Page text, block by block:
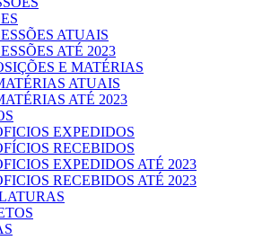
ATUAIS
ATÉ 2023
E MATÉRIAS
ATUAIS
ATÉ 2023
EXPEDIDOS
RECEBIDOS
EXPEDIDOS ATÉ 2023
RECEBIDOS ATÉ 2023